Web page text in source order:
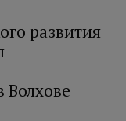
развития
Волхове